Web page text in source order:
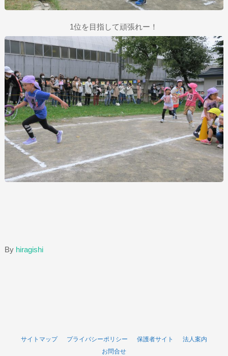
1位を目指して頑張れー！
By hiragishi
サイトマップ プライバシーポリシー 保護者サイト
法人案内
お問合せ